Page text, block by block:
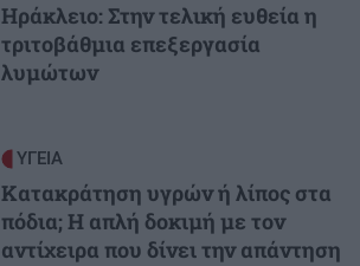
Ηράκλειο: Στην τελική ευθεία η
τριτοβάθμια επεξεργασία
λυμώτων
ΥΓΕΙΑ
Κατακράτηση υγρών ή λίπος στα
πόδια; Η απλή δοκιμή με τον
αντίχειρα που δίνει την απάντηση